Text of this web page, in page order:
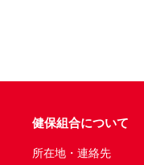
健保組合について
所在地・連絡先